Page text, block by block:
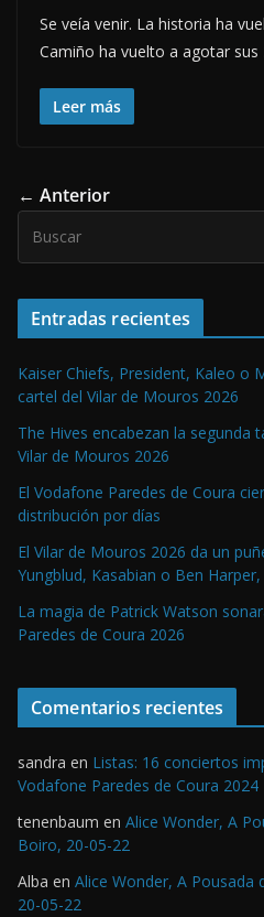
Se veía venir. La historia ha
Camiño ha vuelto a agotar sus
Leer más
← Anterior
Entradas recientes
Kaiser Chiefs, President, Kaleo o
cartel del Vilar de Mouros 2026
The Hives encabezan la segunda
Vilar de Mouros 2026
El Vodafone Paredes de Coura
distribución por días
El Vilar de Mouros 2026 da un
Yungblud, Kasabian o Ben
La magia de Patrick Watson
Paredes de Coura 2026
Comentarios recientes
sandra en Listas: 16 conciertos
Vodafone Paredes de Coura 2024
tenenbaum en Alice Wonder, A
Boiro, 20-05-22
Alba en Alice Wonder, A Pousada
20-05-22